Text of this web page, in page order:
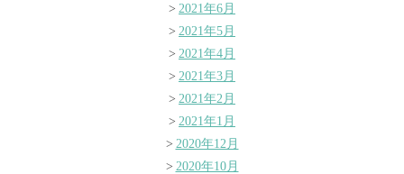
2021年6月
2021年5月
2021年4月
2021年3月
2021年2月
2021年1月
2020年12月
2020年10月